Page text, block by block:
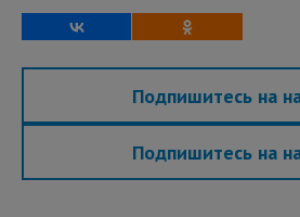
Подпишитесь на
Подпишитесь на